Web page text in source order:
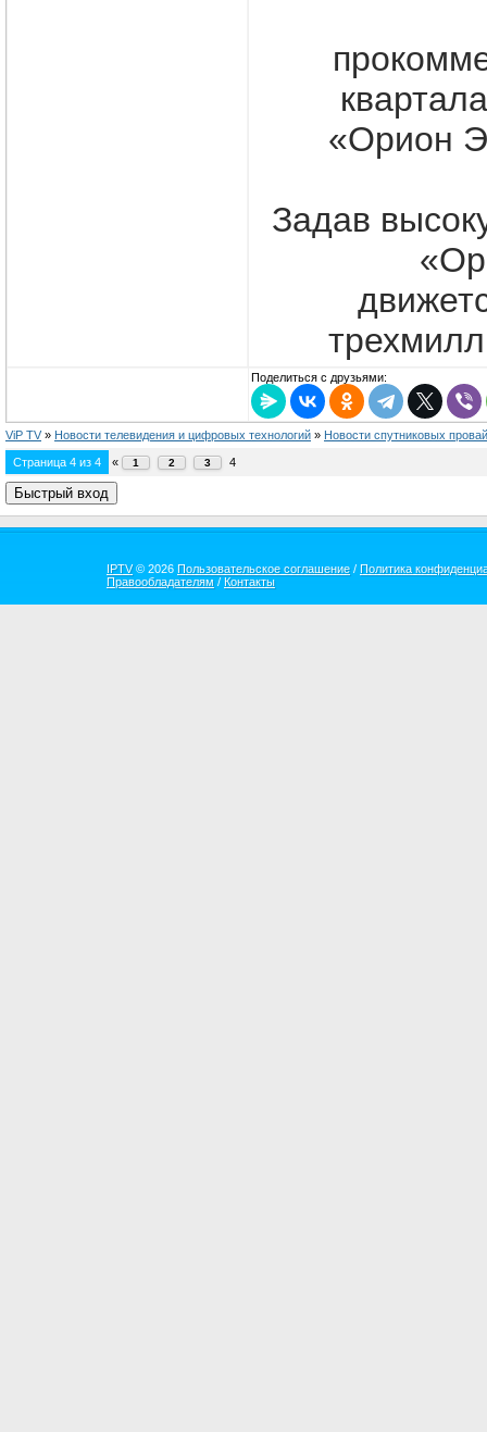
«Орион
Задав
Поделиться с друзьями:
ViP TV » Новости телевидения и цифровых технологий » Новости спутниковых
Страница 4 из 4 « 1 2 3 4
IPTV© 2026 Пользовательское соглашение / Политика
Правообладателям / Контакты